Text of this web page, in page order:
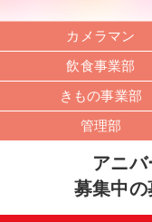
アニ
募集中の
カメラマン
飲食事業部
きもの事業部
管理部